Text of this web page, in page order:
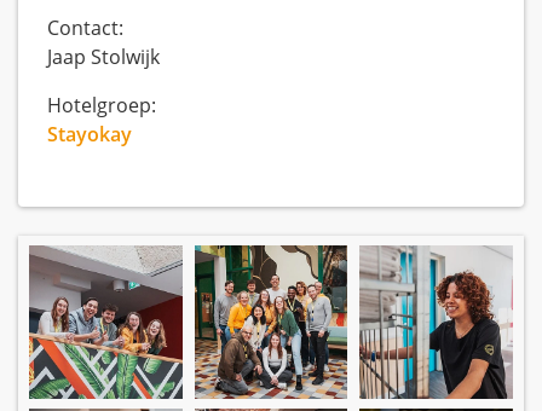
Contact:
Jaap Stolwijk
Hotelgroep:
Stayokay